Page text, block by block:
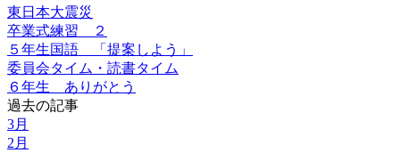
東日本大震災
卒業式練習 ２
５年生国語 「提案しよう」
委員会タイム・読書タイム
６年生 ありがとう
過去の記事
3月
2月